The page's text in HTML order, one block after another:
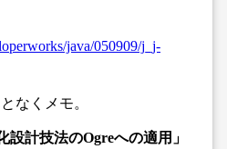
java/050909/j_j-
なくメモ。
設計技法のOgreへの適用」